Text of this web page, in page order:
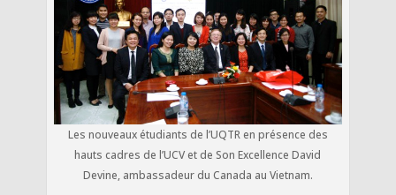
Les nouveaux étudiants de l’UQTR en présence des
hauts cadres de l’UCV et de Son Excellence David
Devine, ambassadeur du Canada au Vietnam.